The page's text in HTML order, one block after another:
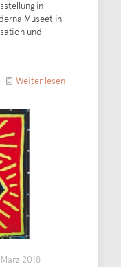
in
Museet in
und
Weiter lesen
2018